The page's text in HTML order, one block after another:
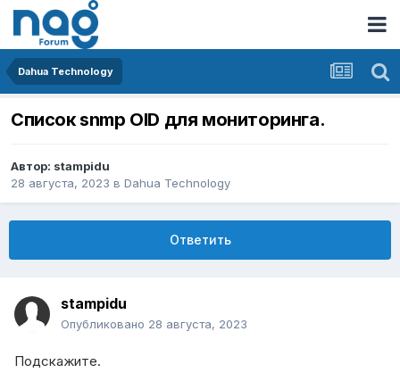
Dahua Technology
Список snmp OID для мониторинга.
Автор: stampidu
28 августа, 2023 в Dahua Technology
Ответить
stampidu
Опубликовано 28 августа, 2023
Подскажите.